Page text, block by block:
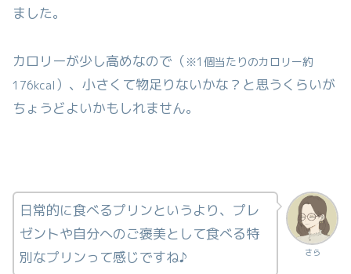
ました。
カロリーが少し高めなので（ ※1個当たりのカロリー約
176kcal ）、小さくて物足りないかな？と思うくらいが
ちょうどよいかもしれません。
さら
日常的に食べるプリンというより、プレ
ゼントや自分へのご褒美として食べる特
別なプリンって感じですね♪